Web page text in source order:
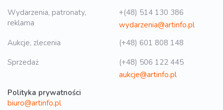
Wydarzenia, patronaty,
reklama
+(48) 514 130 386
wydarzenia@artinfo.pl
Aukcje, zlecenia
(+48) 601 808 148
Sprzedaż
(+48) 506 122 445
aukcje@artinfo.pl
Polityka prywatności
biuro@artinfo.pl